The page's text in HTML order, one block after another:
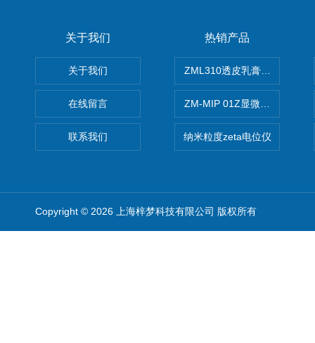
关于我们
关于我们
在线留言
联系我们
热销产品
ZML310透皮乳膏粒度晶型分
ZM-MIP 01Z显微镜法不溶性
纳米粒度zeta电位仪
Copyright © 2026 上海梓梦科技有限公司 版权所有